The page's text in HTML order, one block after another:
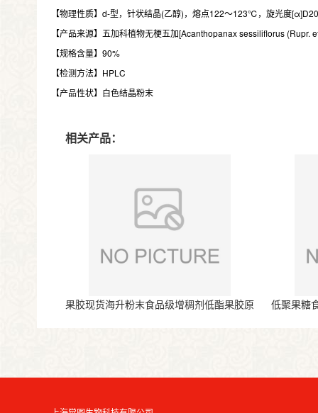
【物理性质】d-型，针状结晶(乙醇)，熔点122～123℃，旋光度
【产品来源】五加科植物无梗五加[Acanthopanax sessiliflorus
【规格含量】90%
【检测方法】HPLC
【产品性状】白色结晶粉末
相关产品：
果胶现货海升粉末食品级增稠剂低酯果胶原
低聚果糖